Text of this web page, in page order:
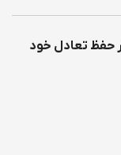
حفظ تعادل خود